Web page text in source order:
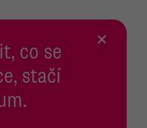
co se
stačí
×